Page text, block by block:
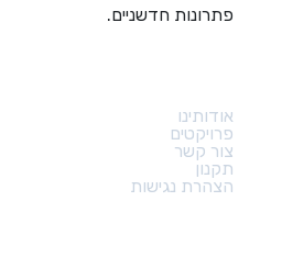
פתרונות חדשניים.
אודותינו
פרויקטים
צור קשר
תקנון
הצהרת נגישות